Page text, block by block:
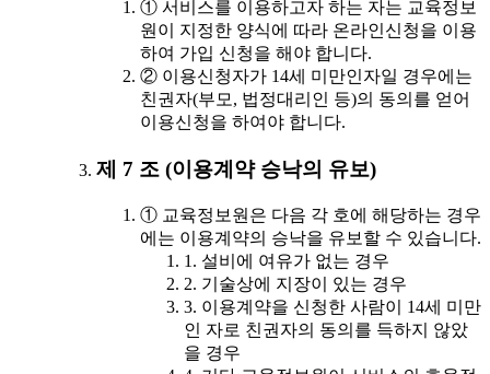
① 서비스를 이용하고자 하는 자는 교육정보
원이 지정한 양식에 따라 온라인신청을 이용
하여 가입 신청을 해야 합니다.
② 이용신청자가 14세 미만인자일 경우에는
친권자(부모, 법정대리인 등)의 동의를 얻어
이용신청을 하여야 합니다.
제 7 조 (이용계약 승낙의 유보)
① 교육정보원은 다음 각 호에 해당하는 경우
에는 이용계약의 승낙을 유보할 수 있습니다.
1. 설비에 여유가 없는 경우
2. 기술상에 지장이 있는 경우
3. 이용계약을 신청한 사람이 14세 미만
인 자로 친권자의 동의를 득하지 않았
을 경우